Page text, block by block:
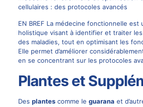
cellulaires : des protocoles avancés
EN BREF La médecine fonctionnelle est
holistique visant à identifier et traiter
des maladies, tout en optimisant les
Elle permet d’améliorer
en se concentrant sur les protocoles
Plantes et
Des plantescomme le guarana et